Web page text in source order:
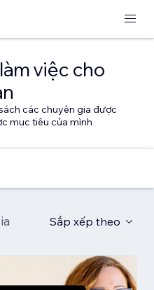
việc cho
các chuyên gia được
mục tiêu của mình
Sắp xếp theo